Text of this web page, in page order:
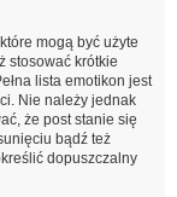
mogą być użyte
stosować krótkie
lista emotikon jest
Nie należy jednak
że post stanie się
bądź też
dopuszczalny